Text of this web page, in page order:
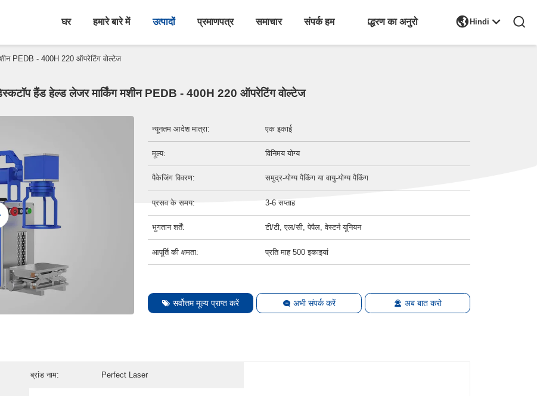
घर हमारे बारे में उत्पादों प्रमाणपत्र समाचार संपर्क हम एक उद्धरण का अनुरोध करें Hindi 
PEDB - 400H 220 ऑपरेटिंग वोल्टेज
हैंड हेल्ड लेजर मार्किंग मशीन PEDB - 400H 220 ऑपरेटिंग वोल्टेज
न्यूनतम आदेश मात्रा: एक इकाई
मूल्य: विनिमय योग्य
पैकेजिंग विवरण: समुद्र-योग्य पैकिंग या वायु-योग्य पैकिंग
प्रसव के समय: 3-6 सप्ताह
भुगतान शर्तें: टी/टी, एल/सी, पेपैल, वेस्टर्न यूनियन
आपूर्ति की क्षमता: प्रति माह 500 इकाइयां
सर्वोत्तम मूल्य प्राप्त करें अभी संपर्क करें अब बात करो
ब्रांड नाम: Perfect Laser